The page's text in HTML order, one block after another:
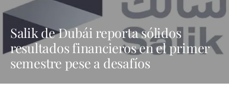
Salik de Dubái reporta sólidos
resultados financieros en el primer
semestre pese a desafíos